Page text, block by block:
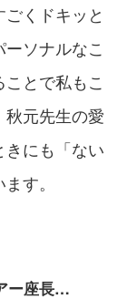
くドキッと
ソナルなこ
とで私もこ
元先生の愛
にも「ない
す。
ー座長…